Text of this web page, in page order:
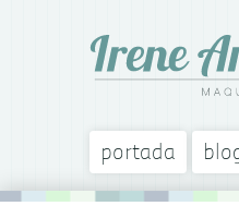
portada